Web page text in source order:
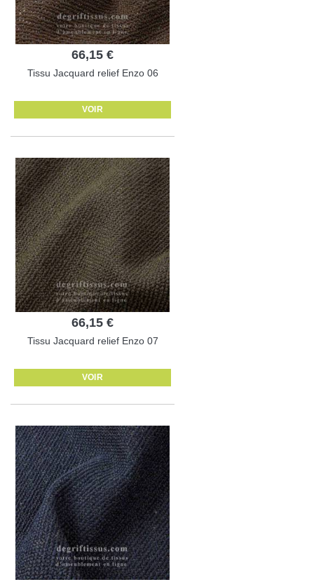
66,15 €
Tissu Jacquard relief Enzo 06
VOIR
66,15 €
Tissu Jacquard relief Enzo 07
VOIR